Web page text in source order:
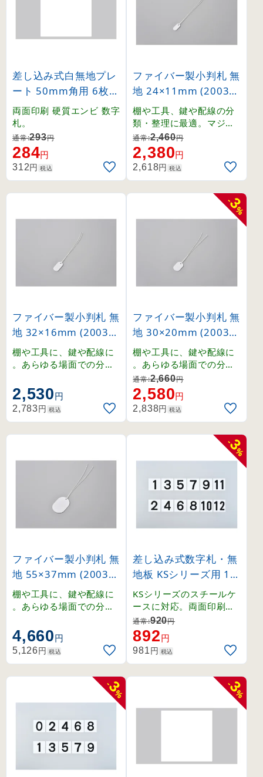
差し込み式白無地プレ
ート 50mm角用 6枚1
組 (228045)
両面印刷 硬質エンビ 数字
札。
通常:293円
284円
312円 税込
ファイバー製小判札 無
地 24×11mm (20031
1)
棚や工具、鍵や配線の分
類・整理に最適。マジッ
クや鉛筆で記入可能なヒ
モ付きファイバー製小判
札。
通常:2,460円
2,380円
2,618円 税込
ファイバー製小判札 無
地 32×16mm (20031
2)
棚や工具に、鍵や配線に
。あらゆる場面での分類
、不滅インキ、鉛筆など
で記入できるファイバー
製の白無地小判札。
2,530円
2,783円 税込
-
3
%
ファイバー製小判札 無
地 30×20mm (20031
3)
棚や工具に、鍵や配線に
。あらゆる場面での分類
・整理に最適。マジック
、不滅インキ、鉛筆など
で記入できるファイバー
製の白無地小判札。
通常:2,660円
2,580円
2,838円 税込
ファイバー製小判札 無
地 55×37mm (20031
4)
棚や工具に、鍵や配線に
。あらゆる場面での分類
、不滅インキ、鉛筆など
で記入できるファイバー
製の白無地小判札。
4,660円
5,126円 税込
-
3
%
差し込み式数字札・無
地板 KSシリーズ用 15
0mm角 1〜12 6枚1組
(228011)
KSシリーズのスチールケ
ースに対応。両面印刷で
効率的に数字を切り替え
られる硬質塩ビ札。
通常:920円
892円
981円 税込
-
3
%
-
3
%